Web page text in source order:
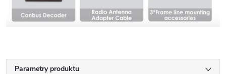
Parametry produktu